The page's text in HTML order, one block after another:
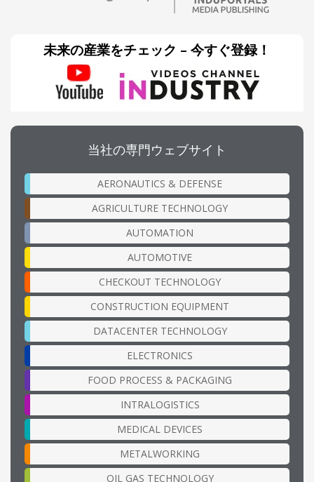
未来の産業をチェック – 今すぐ登録！
当社の専門ウェブサイト
AERONAUTICS & DEFENSE
AGRICULTURE TECHNOLOGY
AUTOMATION
AUTOMOTIVE
CHECKOUT TECHNOLOGY
CONSTRUCTION EQUIPMENT
DATACENTER TECHNOLOGY
ELECTRONICS
FOOD PROCESS & PACKAGING
INTRALOGISTICS
MEDICAL DEVICES
METALWORKING
OIL GAS TECHNOLOGY